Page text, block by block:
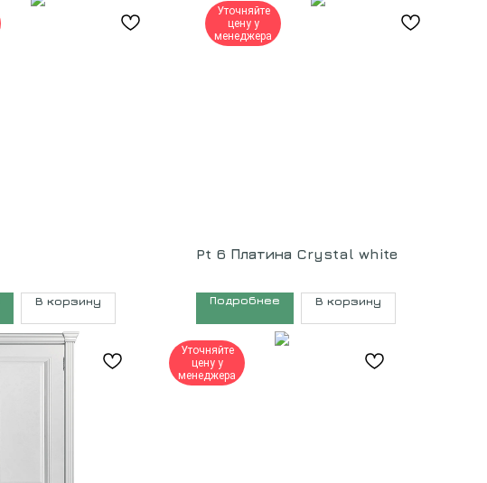
В корзину
Уточняйте
цену у
менеджера
Pt 6 Платина Crystal white
Подробнее В корзину
Уточняйте
цену у
менеджера